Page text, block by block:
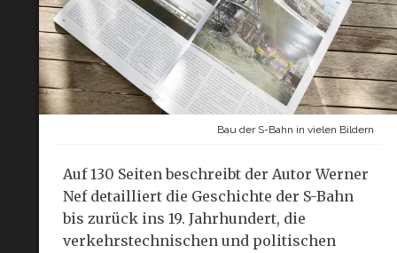
Bau der S-Bahn in vielen Bildern
Auf 130 Seiten beschreibt der Autor Werner
Nef detailliert die Geschichte der S-Bahn
bis zurück ins 19. Jahrhundert, die
verkehrstechnischen und politischen